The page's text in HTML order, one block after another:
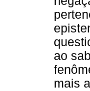
ao
mais